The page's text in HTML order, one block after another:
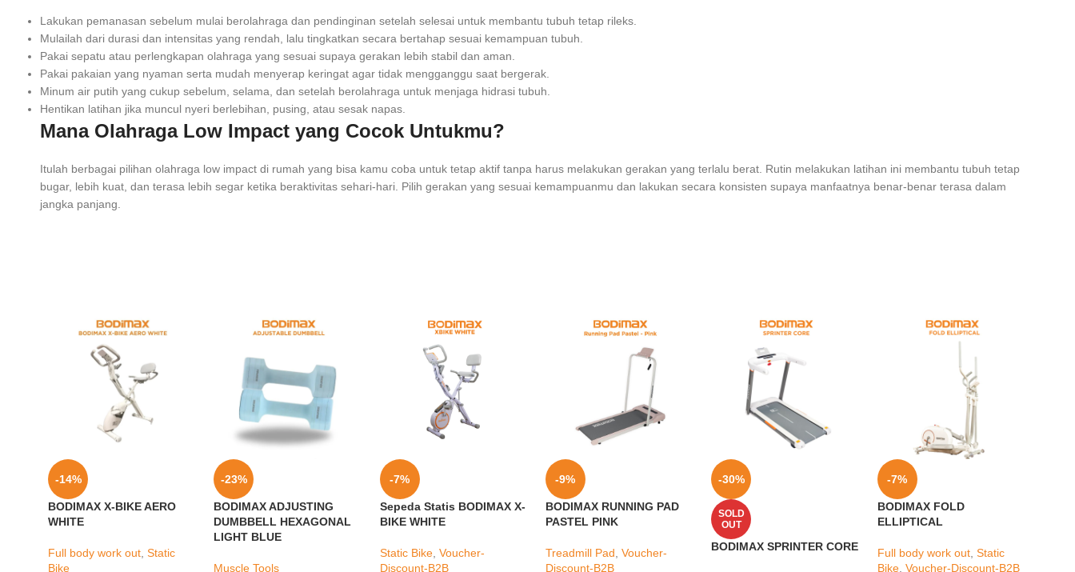
Lakukan pemanasan sebelum mulai berolahraga dan pendinginan setelah selesai untuk membantu tubuh tetap rileks.
Mulailah dari durasi dan intensitas yang rendah, lalu tingkatkan secara bertahap sesuai kemampuan tubuh.
Pakai sepatu atau perlengkapan olahraga yang sesuai supaya gerakan lebih stabil dan aman.
Pakai pakaian yang nyaman serta mudah menyerap keringat agar tidak mengganggu saat bergerak.
Minum air putih yang cukup sebelum, selama, dan setelah berolahraga untuk menjaga hidrasi tubuh.
Hentikan latihan jika muncul nyeri berlebihan, pusing, atau sesak napas.
Mana Olahraga Low Impact yang Cocok Untukmu?
Itulah berbagai pilihan olahraga low impact di rumah yang bisa kamu coba untuk tetap aktif tanpa harus melakukan gerakan yang terlalu berat. Rutin melakukan latihan ini membantu tubuh tetap
bugar, lebih kuat, dan terasa lebih segar ketika beraktivitas sehari-hari. Pilih gerakan yang sesuai kemampuanmu dan lakukan secara konsisten supaya manfaatnya benar-benar terasa dalam
jangka panjang.
-14%
BODIMAX X-BIKE AERO
WHITE
Full body work out Static
Bike
-23%
BODIMAX ADJUSTING
DUMBBELL HEXAGONAL
LIGHT BLUE
Muscle Tools
-7%
Sepeda Statis BODIMAX X-
BIKE WHITE
Static Bike, Voucher-
Discount-B2B
-9%
BODIMAX RUNNING PAD
PASTEL PINK
Treadmill Pad Voucher-
Discount-B2B
-30%
SOLD
OUT
BODIMAX SPRINTER CORE
-7%
BODIMAX FOLD
ELLIPTICAL
Full body work out, Static
Bike, Voucher-Discount-B2B